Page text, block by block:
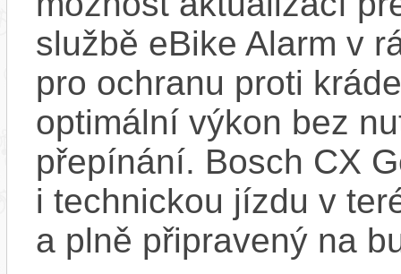
službě eBike Alarm v
pro ochranu proti
optimální výkon bez
přepínání. Bosch CX
i technickou jízdu v
a plně připravený na